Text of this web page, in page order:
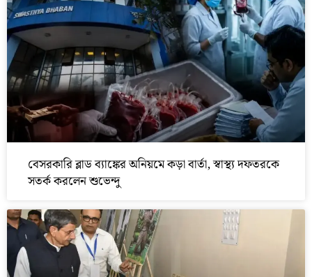
বেসরকারি ব্লাড ব্যাঙ্কের অনিয়মে কড়া বার্তা, স্বাস্থ্য দফতরকে
সতর্ক করলেন শুভেন্দু